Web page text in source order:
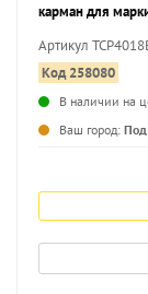
карман для
Артикул
Код 258080
В наличии на
Ваш город: Под